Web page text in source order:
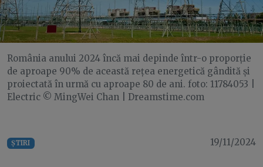
România anului 2024 încă mai depinde într-o proporție
de aproape 90% de această rețea energetică gândită și
proiectată în urmă cu aproape 80 de ani. foto: 11784053 |
Electric © MingWei Chan | Dreamstime.com
ȘTIRI 19/11/2024